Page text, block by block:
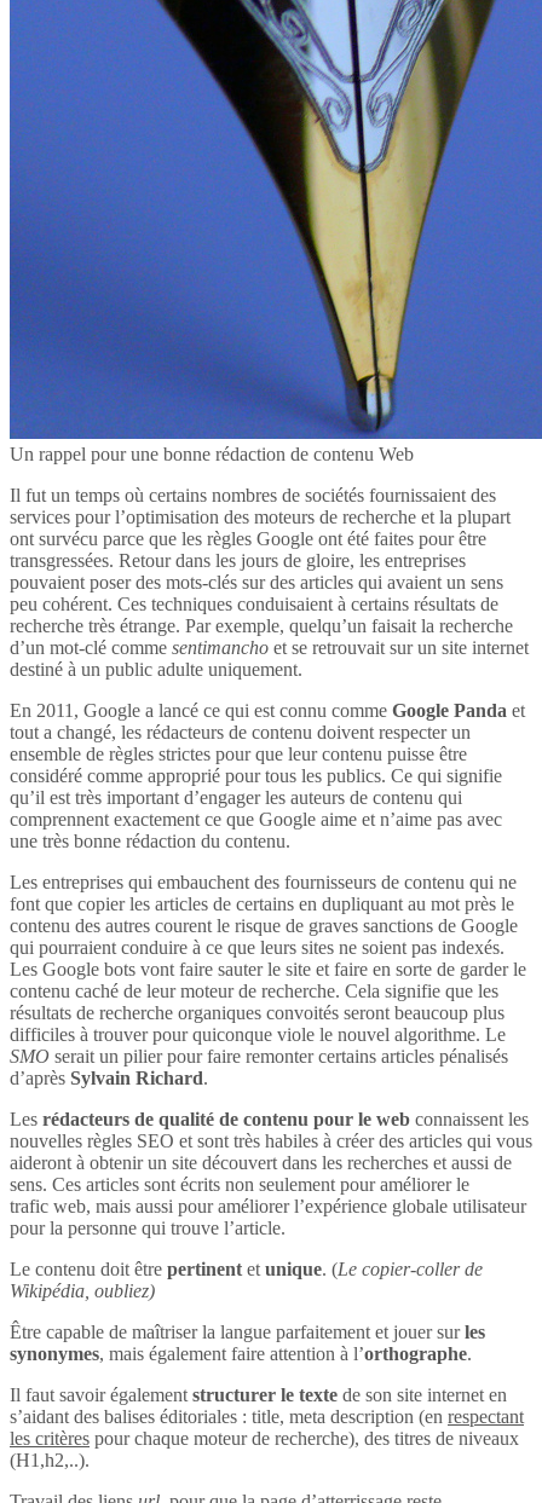
Un rappel pour une bonne rédaction de contenu Web
Il fut un temps où certains nombres de sociétés fournissaient des
services pour l’optimisation des moteurs de recherche et la plupart
ont survécu parce que les règles Google ont été faites pour être
transgressées. Retour dans les jours de gloire, les entreprises
pouvaient poser des mots-clés sur des articles qui avaient un sens
peu cohérent. Ces techniques conduisaient à certains résultats de
recherche très étrange. Par exemple, quelqu’un faisait la recherche
d’un mot-clé comme sentimancho et se retrouvait sur un site internet
destiné à un public adulte uniquement.
En 2011, Google a lancé ce qui est connu comme Google Panda et
tout a changé, les rédacteurs de contenu doivent respecter un
ensemble de règles strictes pour que leur contenu puisse être
considéré comme approprié pour tous les publics. Ce qui signifie
qu’il est très important d’engager les auteurs de contenu qui
comprennent exactement ce que Google aime et n’aime pas avec
une très bonne rédaction du contenu.
Les entreprises qui embauchent des fournisseurs de contenu qui ne
font que copier les articles de certains en dupliquant au mot près le
contenu des autres courent le risque de graves sanctions de Google
qui pourraient conduire à ce que leurs sites ne soient pas indexés.
Les Google bots vont faire sauter le site et faire en sorte de garder le
contenu caché de leur moteur de recherche. Cela signifie que les
résultats de recherche organiques convoités seront beaucoup plus
difficiles à trouver pour quiconque viole le nouvel algorithme. Le
SMO serait un pilier pour faire remonter certains articles pénalisés
d’après Sylvain Richard.
Les rédacteurs de qualité de contenu pour le web connaissent les
nouvelles règles SEO et sont très habiles à créer des articles qui vous
aideront à obtenir un site découvert dans les recherches et aussi de
sens. Ces articles sont écrits non seulement pour améliorer le
trafic web, mais aussi pour améliorer l’expérience globale utilisateur
pour la personne qui trouve l’article.
Le contenu doit être pertinent et unique. (Le copier-coller de
Wikipédia, oubliez)
Être capable de maîtriser la langue parfaitement et jouer surles
synonymes, mais également faire attention à l’orthographe.
Il faut savoir également structurer le texte de son site internet en
s’aidant des balises éditoriales : title, meta description (en respectant
les critères pour chaque moteur de recherche), des titres de niveaux
(H1,h2,..).